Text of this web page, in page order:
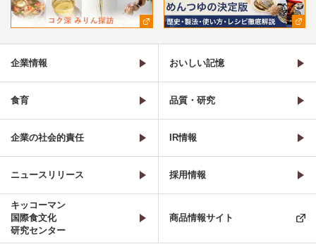
企業情報 おいしい記憶
食育 品質・研究
企業の社会的責任 IR情報
ニュースリリース 採用情報
キッコーマン
国際食文化
研究センター
商品情報サイト